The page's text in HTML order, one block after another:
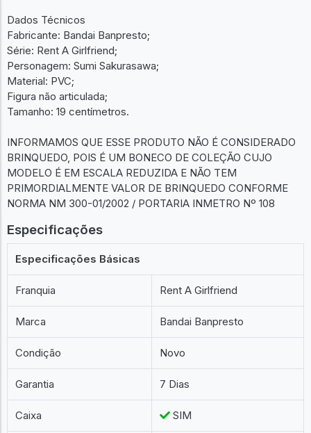
Dados Técnicos
Fabricante: Bandai Banpresto;
Série: Rent A Girlfriend;
Personagem: Sumi Sakurasawa;
Material: PVC;
Figura não articulada;
Tamanho: 19 centímetros.
INFORMAMOS QUE ESSE PRODUTO NÃO É CONSIDERADO
BRINQUEDO, POIS É UM BONECO DE COLEÇÃO CUJO
MODELO É EM ESCALA REDUZIDA E NÃO TEM
PRIMORDIALMENTE VALOR DE BRINQUEDO CONFORME
NORMA NM 300-01/2002 / PORTARIA INMETRO Nº 108
Especificações
Especificações Básicas
Franquia Rent A Girlfriend
Marca Bandai Banpresto
Condição Novo
Garantia 7 Dias
Caixa SIM